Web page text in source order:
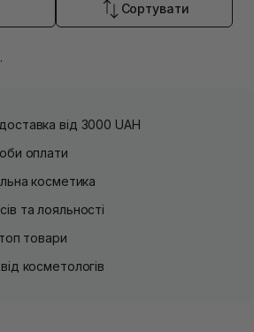
Сортувати
від 3000 UAH
оплати
косметика
та лояльності
товари
косметологів